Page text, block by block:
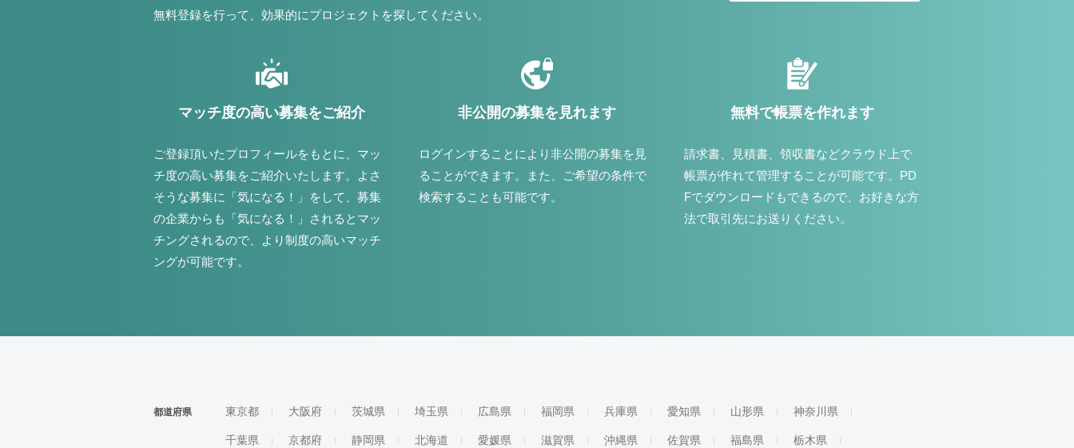
無料登録を行って、効果的にプロジェクトを探してください。
マッチ度の高い募集をご紹介
ご登録頂いたプロフィールをもとに、マッ
チ度の高い募集をご紹介いたします。よさ
そうな募集に「気になる！」をして、募集
の企業からも「気になる！」されるとマッ
チングされるので、より制度の高いマッチ
ングが可能です。
非公開の募集を見れます
ログインすることにより非公開の募集を見
ることができます。また、ご希望の条件で
検索することも可能です。
無料で帳票を作れます
請求書、見積書、領収書などクラウド上で
帳票が作れて管理することが可能です。PD
Fでダウンロードもできるので、お好きな方
法で取引先にお送りください。
都道府県 東京都 大阪府 茨城県 埼玉県 広島県 福岡県 兵庫県 愛知県 山形県 神奈川県
千葉県 京都府 静岡県 北海道 愛媛県 滋賀県 沖縄県 佐賀県 福島県 栃木県